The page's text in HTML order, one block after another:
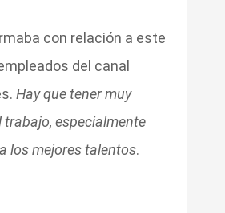
con relación a este
del canal
Hay que tener muy
trabajo, especialmente
los mejores talentos.